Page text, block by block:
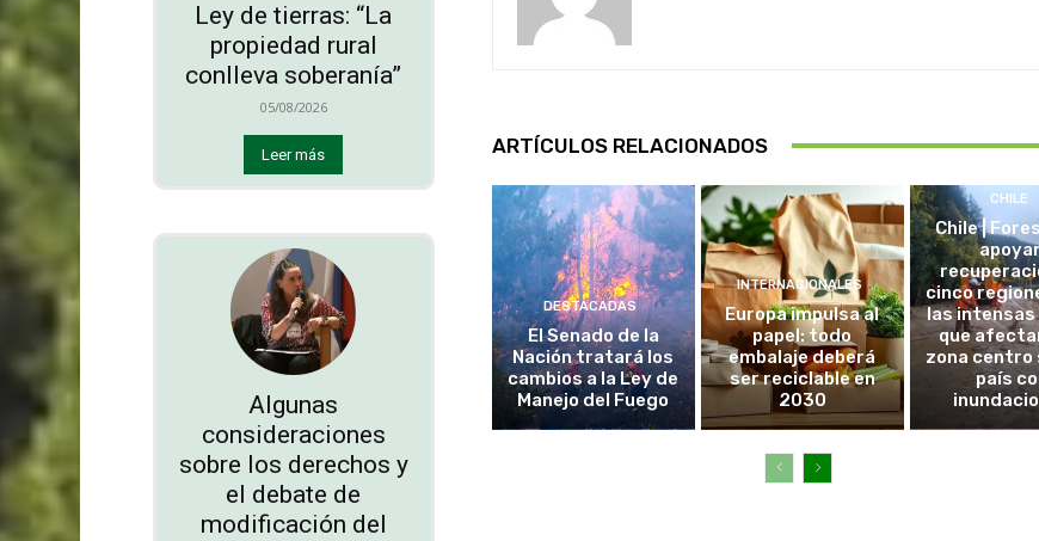
Ley de tierras: “La
propiedad rural
conlleva soberanía”
05/08/2026
Leer más
Algunas
consideraciones
sobre los derechos y
el debate de
modificación del
ARTÍCULOS RELACIONADOS
DESTACADAS
El Senado de la
Nación tratará los
cambios a la Ley de
Manejo del Fuego
INTERNACIONALES
Europa impulsa al
papel: todo
embalaje deberá
ser reciclable en
2030
CHILE
Chile |
cinco
las intensas
que
zona centro
país